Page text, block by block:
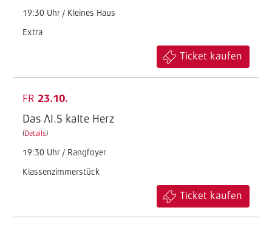
19:30 Uhr / Kleines Haus
Extra
Ticket kaufen
FR 23.10.
Das AI.S kalte Herz
(Details)
19:30 Uhr / Rangfoyer
Klassenzimmerstück
Ticket kaufen